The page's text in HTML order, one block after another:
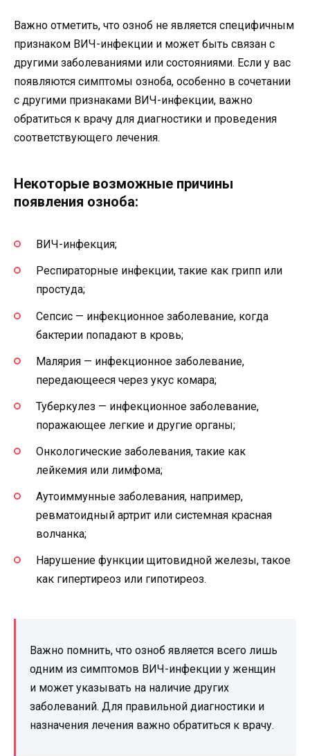
Важно отметить, что озноб не является специфичным
признаком ВИЧ-инфекции и может быть связан с
другими заболеваниями или состояниями. Если у вас
появляются симптомы озноба, особенно в сочетании
с другими признаками ВИЧ-инфекции, важно
обратиться к врачу для диагностики и проведения
соответствующего лечения.
Некоторые возможные причины
появления озноба:
ВИЧ-инфекция;
Респираторные инфекции, такие как грипп или
простуда;
Сепсис — инфекционное заболевание, когда
бактерии попадают в кровь;
Малярия — инфекционное заболевание,
передающееся через укус комара;
Туберкулез — инфекционное заболевание,
поражающее легкие и другие органы;
Онкологические заболевания, такие как
лейкемия или лимфома;
Аутоиммунные заболевания, например,
ревматоидный артрит или системная красная
волчанка;
Нарушение функции щитовидной железы, такое
как гипертиреоз или гипотиреоз.
Важно помнить, что озноб является всего лишь
одним из симптомов ВИЧ-инфекции у женщин
и может указывать на наличие других
заболеваний. Для правильной диагностики и
назначения лечения важно обратиться к врачу.